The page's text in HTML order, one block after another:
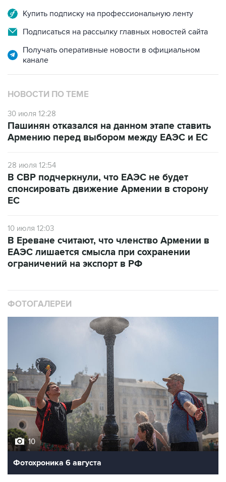
Купить подписку на профессиональную ленту
Подписаться на рассылку главных новостей сайта
Получать оперативные новости в официальном
канале
НОВОСТИ ПО ТЕМЕ
30 июля 12:28
Пашинян отказался на данном этапе ставить
Армению перед выбором между ЕАЭС и ЕС
28 июля 12:54
В СВР подчеркнули, что ЕАЭС не будет
спонсировать движение Армении в сторону
ЕС
10 июля 12:03
В Ереване считают, что членство Армении в
ЕАЭС лишается смысла при сохранении
ограничений на экспорт в РФ
ФОТОГАЛЕРЕИ
10
Фотохроника 6 августа